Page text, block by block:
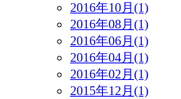
2016年10月(1)
2016年08月(1)
2016年06月(1)
2016年04月(1)
2016年02月(1)
2015年12月(1)